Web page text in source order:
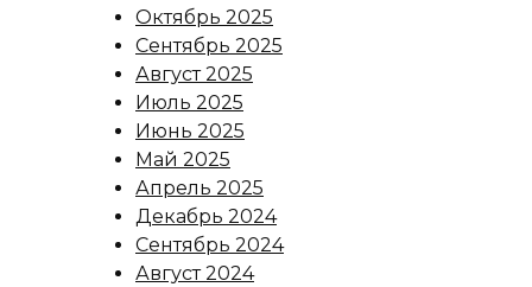
Октябрь 2025
Сентябрь 2025
Август 2025
Июль 2025
Июнь 2025
Май 2025
Апрель 2025
Декабрь 2024
Сентябрь 2024
Август 2024